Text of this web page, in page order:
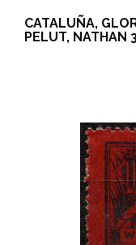
CATALUÑA,
PELUT, NATHAN